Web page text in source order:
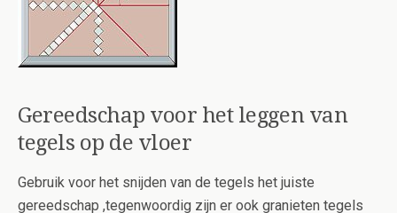
Gereedschap voor het leggen van
tegels op de vloer
Gebruik voor het snijden van de tegels het juiste
gereedschap ,tegenwoordig zijn er ook granieten tegels